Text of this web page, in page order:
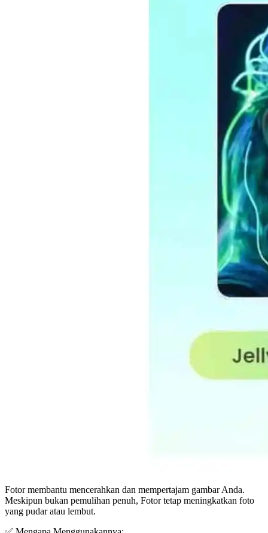
Fotor membantu mencerahkan dan mempertajam gambar Anda.
Meskipun bukan pemulihan penuh, Fotor tetap meningkatkan foto
yang pudar atau lembut.